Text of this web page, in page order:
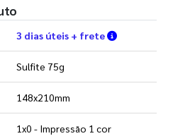
3 dias úteis + frete Verifique
Sulfite 75g
148x210mm
1x0 - Impressão 1 cor